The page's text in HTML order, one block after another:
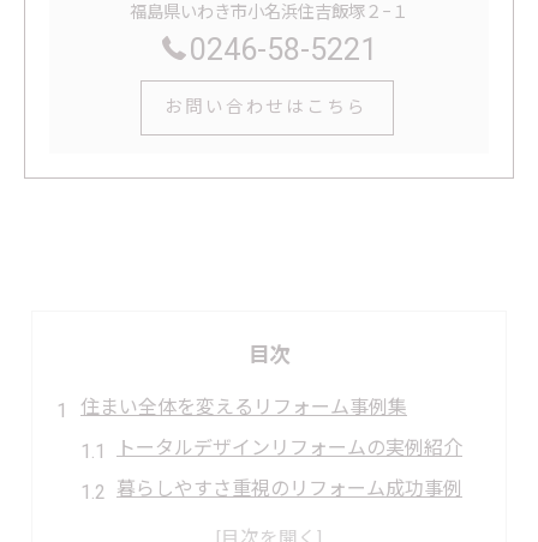
福島県いわき市小名浜住吉飯塚２−１
0246-58-5221
お問い合わせはこちら
目次
住まい全体を変えるリフォーム事例集
トータルデザインリフォームの実例紹介
暮らしやすさ重視のリフォーム成功事例
内装・外観で魅せるリフォームの工夫